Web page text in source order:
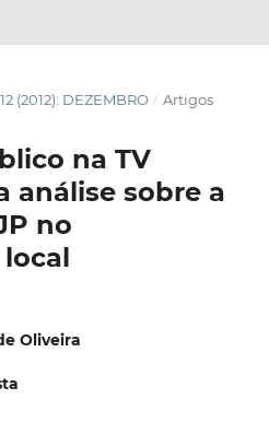
(2012): DEZEMBRO / Artigos
na TV
análise sobre a
no
Oliveira